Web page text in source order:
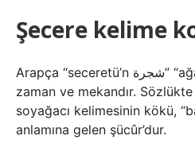
Şecere kelime
Arapça “seceretü’n شجرة” “ağaç” kelimesinin ismi
zaman ve mekandır.
soyağacı kelimesinin kökü,
anlamına gelen şücûr’dur.